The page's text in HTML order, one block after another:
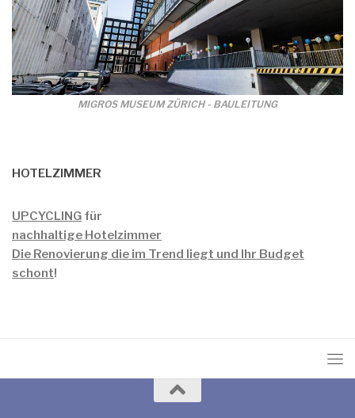
MIGROS MUSEUM ZÜRICH - BAULEITUNG
HOTELZIMMER
UPCYCLING für
nachhaltige Hotelzimmer
Die Renovierung die im Trend liegt und Ihr Budget
schont!